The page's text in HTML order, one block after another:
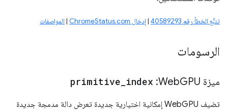
تتبُّع الخطأ رقم 40589293 |إدخال ChromeStatus.com |المواصفات
الرسومات
ميزة Web GPU:
primitive index
تضيف WebGPU إمكانية اختيارية جديدة تعرض دالة مدمجة جديدة